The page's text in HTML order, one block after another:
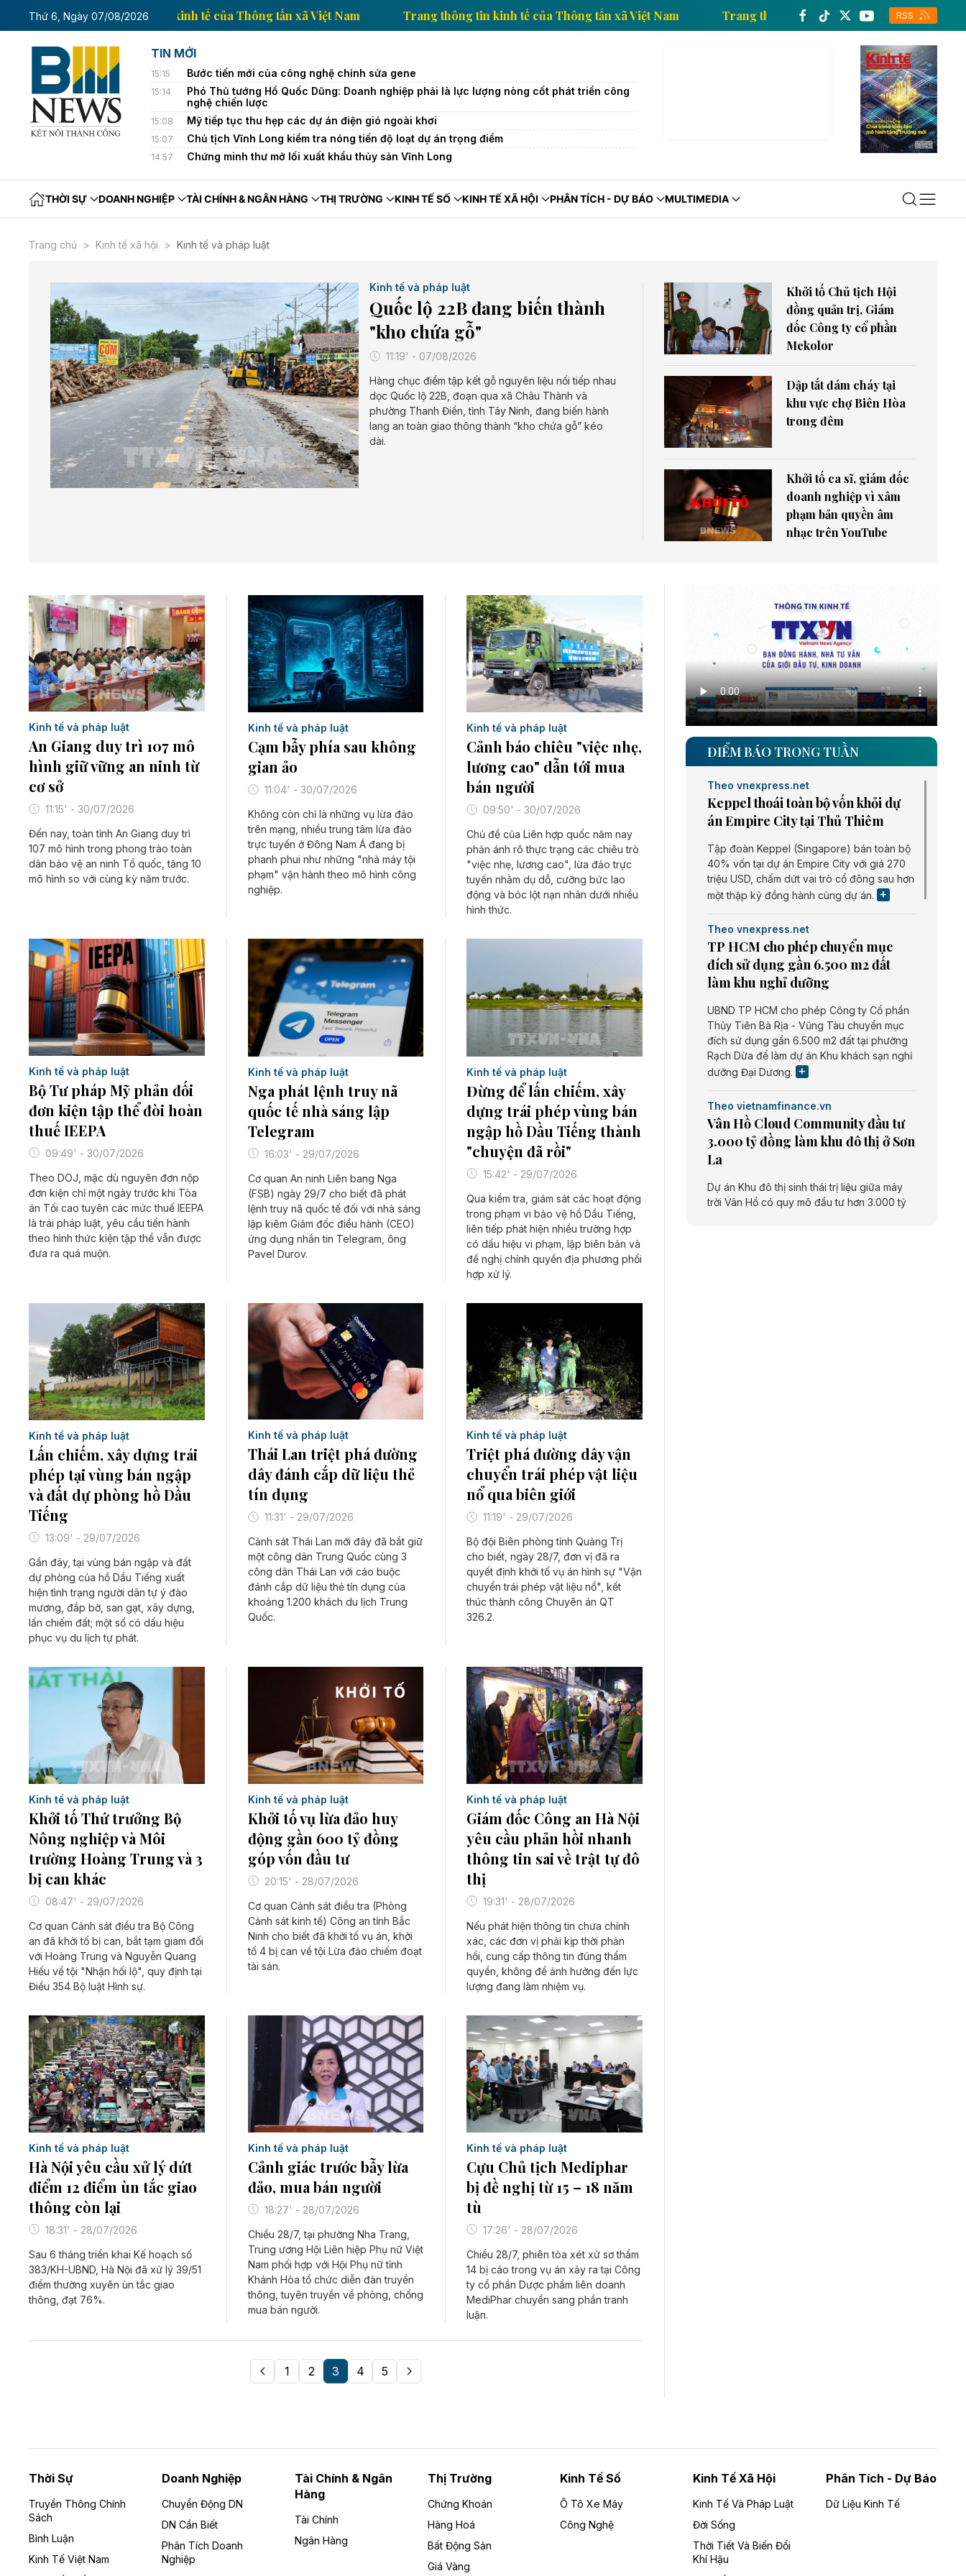
Thứ 6, Ngày 07/08/2026Trang thông tin kinh tế của Thông tấn xã Việt Nam Trang thông tin kinh tế của Thông tấn xã Việt Nam Trang thông tin kinh tế của
RSS
TIN MỚI
15:15 Bước tiến mới của công nghệ chỉnh sửa gene
15:14
Phó Thủ tướng Hồ Quốc Dũng: Doanh nghiệp phải là lực lượng nòng cốt phát triển công
nghệ chiến lược
15:08 Mỹ tiếp tục thu hẹp các dự án điện gió ngoài khơi
15:07 Chủ tịch Vĩnh Long kiểm tra nóng tiến độ loạt dự án trọng điểm
14:57 Chứng minh thư mở lối xuất khẩu thủy sản Vĩnh Long
THỜI SỰ DOANH NGHIỆP TÀI CHÍNH & NGÂN HÀNG THỊ TRƯỜNG KINH TẾ SỐ KINH TẾ XÃ HỘI PHÂN TÍCH - DỰ BÁO MULTIMEDIA
Trang chủ Kinh tế xã hội Kinh tế và pháp luật
Kinh tế và pháp luật
Quốc lộ 22B đang biến thành
"kho chứa gỗ"
11:19' - 07/08/2026
Hàng chục điểm tập kết gỗ nguyên liệu nối tiếp nhau
dọc Quốc lộ 22B, đoạn qua xã Châu Thành và
phường Thanh Điền, tỉnh Tây Ninh, đang biến hành
lang an toàn giao thông thành “kho chứa gỗ” kéo
dài.
Khởi tố Chủ tịch Hội
đồng quản trị, Giám
đốc Công ty cổ phần
Mekolor
Dập tắt đám cháy tại
khu vực chợ Biên Hòa
trong đêm
Khởi tố ca sĩ, giám đốc
doanh nghiệp vì xâm
phạm bản quyền âm
nhạc trên YouTube
Kinh tế và pháp luật
An Giang duy trì 107 mô
hình giữ vững an ninh từ
cơ sở
11:15' - 30/07/2026
Đến nay, toàn tỉnh An Giang duy trì
107 mô hình trong phong trào toàn
dân bảo vệ an ninh Tổ quốc, tăng 10
mô hình so với cùng kỳ năm trước.
Kinh tế và pháp luật
Cạm bẫy phía sau không
gian ảo
11:04' - 30/07/2026
Không còn chỉ là những vụ lừa đảo
trên mạng, nhiều trung tâm lừa đảo
trực tuyến ở Đông Nam Á đang bị
phanh phui như những "nhà máy tội
phạm" vận hành theo mô hình công
nghiệp.
Kinh tế và pháp luật
Cảnh báo chiêu "việc nhẹ,
lương cao" dẫn tới mua
bán người
09:50' - 30/07/2026
Chủ đề của Liên hợp quốc năm nay
phản ánh rõ thực trạng các chiêu trò
"việc nhẹ, lương cao", lừa đảo trực
tuyến nhằm dụ dỗ, cưỡng bức lao
động và bóc lột nạn nhân dưới nhiều
hình thức.
Kinh tế và pháp luật
Bộ Tư pháp Mỹ phản đối
đơn kiện tập thể đòi hoàn
thuế IEEPA
09:49' - 30/07/2026
Theo DOJ, mặc dù nguyên đơn nộp
đơn kiện chỉ một ngày trước khi Tòa
án Tối cao tuyên các mức thuế IEEPA
là trái pháp luật, yêu cầu tiến hành
theo hình thức kiện tập thể vẫn được
đưa ra quá muộn.
Kinh tế và pháp luật
Nga phát lệnh truy nã
quốc tế nhà sáng lập
Telegram
16:03' - 29/07/2026
Cơ quan An ninh Liên bang Nga
(FSB) ngày 29/7 cho biết đã phát
lệnh truy nã quốc tế đối với nhà sáng
lập kiêm Giám đốc điều hành (CEO)
ứng dụng nhắn tin Telegram, ông
Pavel Durov.
Kinh tế và pháp luật
Đừng để lấn chiếm, xây
dựng trái phép vùng bán
ngập hồ Dầu Tiếng thành
"chuyện đã rồi"
15:42' - 29/07/2026
Qua kiểm tra, giám sát các hoạt động
trong phạm vi bảo vệ hồ Dầu Tiếng,
liên tiếp phát hiện nhiều trường hợp
có dấu hiệu vi phạm, lập biên bản và
đề nghị chính quyền địa phương phối
hợp xử lý.
Kinh tế và pháp luật
Lấn chiếm, xây dựng trái
phép tại vùng bán ngập
và đất dự phòng hồ Dầu
Tiếng
13:09' - 29/07/2026
Gần đây, tại vùng bán ngập và đất
dự phòng của hồ Dầu Tiếng xuất
hiện tình trạng người dân tự ý đào
mương, đắp bờ, san gạt, xây dựng,
lấn chiếm đất; một số có dấu hiệu
phục vụ du lịch tự phát.
Kinh tế và pháp luật
Thái Lan triệt phá đường
dây đánh cắp dữ liệu thẻ
tín dụng
11:31' - 29/07/2026
Cảnh sát Thái Lan mới đây đã bắt giữ
một công dân Trung Quốc cùng 3
công dân Thái Lan với cáo buộc
đánh cắp dữ liệu thẻ tín dụng của
khoảng 1.200 khách du lịch Trung
Quốc.
Kinh tế và pháp luật
Triệt phá đường dây vận
chuyển trái phép vật liệu
nổ qua biên giới
11:19' - 29/07/2026
Bộ đội Biên phòng tỉnh Quảng Trị
cho biết, ngày 28/7, đơn vị đã ra
quyết định khởi tố vụ án hình sự "Vận
chuyển trái phép vật liệu nổ", kết
thúc thành công Chuyên án QT
326.2.
Kinh tế và pháp luật
Khởi tố Thứ trưởng Bộ
Nông nghiệp và Môi
trường Hoàng Trung và 3
bị can khác
08:47' - 29/07/2026
Cơ quan Cảnh sát điều tra Bộ Công
an đã khởi tố bị can, bắt tạm giam đối
với Hoàng Trung và Nguyễn Quang
Hiếu về tội "Nhận hối lộ", quy định tại
Điều 354 Bộ luật Hình sự.
Kinh tế và pháp luật
Khởi tố vụ lừa đảo huy
động gần 600 tỷ đồng
góp vốn đầu tư
20:15' - 28/07/2026
Cơ quan Cảnh sát điều tra (Phòng
Cảnh sát kinh tế) Công an tỉnh Bắc
Ninh cho biết đã khởi tố vụ án, khởi
tố 4 bị can về tội Lừa đảo chiếm đoạt
tài sản.
Kinh tế và pháp luật
Giám đốc Công an Hà Nội
yêu cầu phản hồi nhanh
thông tin sai về trật tự đô
thị
19:31' - 28/07/2026
Nếu phát hiện thông tin chưa chính
xác, các đơn vị phải kịp thời phản
hồi, cung cấp thông tin đúng thẩm
quyền, không để ảnh hưởng đến lực
lượng đang làm nhiệm vụ.
Kinh tế và pháp luật
Hà Nội yêu cầu xử lý dứt
điểm 12 điểm ùn tắc giao
thông còn lại
18:31' - 28/07/2026
Sau 6 tháng triển khai Kế hoạch số
383/KH-UBND, Hà Nội đã xử lý 39/51
điểm thường xuyên ùn tắc giao
thông, đạt 76%.
Kinh tế và pháp luật
Cảnh giác trước bẫy lừa
đảo, mua bán người
18:27' - 28/07/2026
Chiều 28/7, tại phường Nha Trang,
Trung ương Hội Liên hiệp Phụ nữ Việt
Nam phối hợp với Hội Phụ nữ tỉnh
Khánh Hòa tổ chức diễn đàn truyền
thông, tuyên truyền về phòng, chống
mua bán người.
Kinh tế và pháp luật
Cựu Chủ tịch Mediphar
bị đề nghị từ 15 – 18 năm
tù
17:26' - 28/07/2026
Chiều 28/7, phiên tòa xét xử sơ thẩm
14 bị cáo trong vụ án xảy ra tại Công
ty cổ phần Dược phẩm liên doanh
MediPhar chuyển sang phần tranh
luận.
1 2 3 4 5
ĐIỂM BÁO TRONG TUẦN
Theo vnexpress.net
Keppel thoái toàn bộ vốn khỏi dự
án Empire City tại Thủ Thiêm
Tập đoàn Keppel (Singapore) bán toàn bộ
40% vốn tại dự án Empire City với giá 270
triệu USD, chấm dứt vai trò cổ đông sau hơn
một thập kỷ đồng hành cùng dự án.
Theo vnexpress.net
TP HCM cho phép chuyển mục
đích sử dụng gần 6.500 m2 đất
làm khu nghỉ dưỡng
UBND TP HCM cho phép Công ty Cổ phần
Thủy Tiên Bà Rịa - Vũng Tàu chuyển mục
đích sử dụng gần 6.500 m2 đất tại phường
Rạch Dừa để làm dự án Khu khách sạn nghỉ
dưỡng Đại Dương.
Theo vietnamfinance.vn
Vân Hồ Cloud Community đầu tư
3.000 tỷ đồng làm khu đô thị ở Sơn
La
Dự án Khu đô thị sinh thái trị liệu giữa mây
trời Vân Hồ có quy mô đầu tư hơn 3.000 tỷ
Thời Sự
Truyền Thông Chính
Sách
Bình Luận
Kinh Tế Việt Nam
Doanh Nghiệp
Chuyển Động DN
DN Cần Biết
Phân Tích Doanh
Nghiệp
Tài Chính & Ngân
Hàng
Tài Chính
Ngân Hàng
Thị Trường
Chứng Khoán
Hàng Hoá
Bất Động Sản
Giá Vàng
Kinh Tế Số
Ô Tô Xe Máy
Công Nghệ
Kinh Tế Xã Hội
Kinh Tế Và Pháp Luật
Đời Sống
Thời Tiết Và Biến Đổi
Khí Hậu
Phân Tích - Dự Báo
Dữ Liệu Kinh Tế